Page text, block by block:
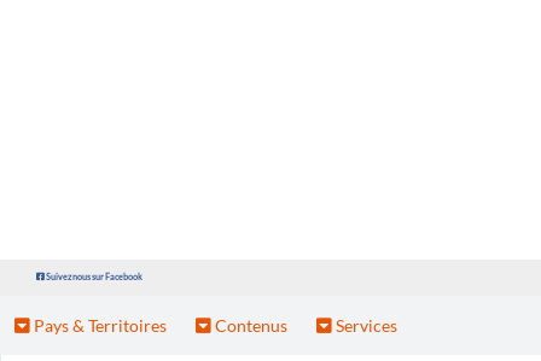
Suivez nous sur Facebook
Pays & Territoires Contenus Services